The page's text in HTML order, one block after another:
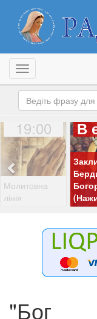
Toggle navigation
19:00
Молитовна
лінія
В
"Бог